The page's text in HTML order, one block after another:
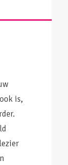
is,